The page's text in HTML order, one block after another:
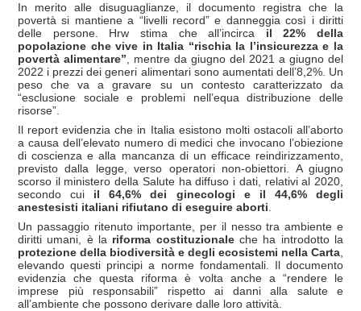
In merito alle disuguaglianze, il documento registra che la
povertà si mantiene a “livelli record” e danneggia così i diritti
delle persone. Hrw stima che all’incirca il 22% della
popolazione che vive in Italia “rischia la l’insicurezza e la
povertà alimentare” , mentre da giugno del 2021 a giugno del
2022 i prezzi dei generi alimentari sono aumentati dell’8,2%. Un
peso che va a gravare su un contesto caratterizzato da
“esclusione sociale e problemi nell’equa distribuzione delle
risorse”.
Il report evidenzia che in Italia esistono molti ostacoli all’aborto
a causa dell’elevato numero di medici che invocano l’obiezione
di coscienza e alla mancanza di un efficace reindirizzamento,
previsto dalla legge, verso operatori non-obiettori. A giugno
scorso il ministero della Salute ha diffuso i dati, relativi al 2020,
secondo cui il 64,6% dei ginecologi e il 44,6% degli
anestesisti italiani rifiutano di eseguire aborti
Un passaggio ritenuto importante, per il nesso tra ambiente e
diritti umani, è la riforma costituzionaleche ha introdotto la
protezione della biodiversità e degli ecosistemi nella Carta
elevando questi principi a norme fondamentali. Il documento
evidenzia che questa riforma è volta anche a “rendere le
imprese più responsabili” rispetto ai danni alla salute e
all’ambiente che possono derivare dalle loro attività.